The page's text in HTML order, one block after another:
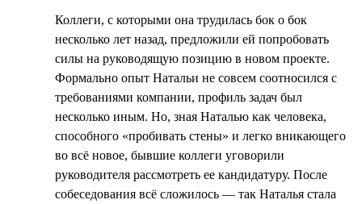
Коллеги, с которыми она трудилась бок о бок
несколько лет назад, предложили ей попробовать
силы на руководящую позицию в новом проекте.
Формально опыт Натальи не совсем соотносился с
требованиями компании, профиль задач был
несколько иным. Но, зная Наталью как человека,
способного «пробивать стены» и легко вникающего
во всё новое, бывшие коллеги уговорили
руководителя рассмотреть ее кандидатуру. После
собеседования всё сложилось — так Наталья стала